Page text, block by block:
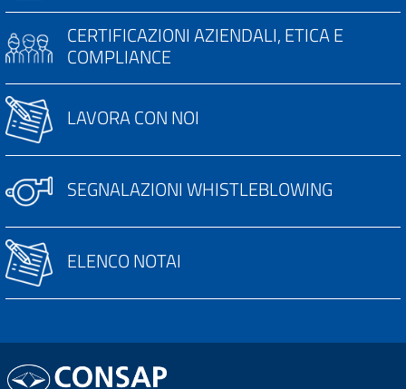
CERTIFICAZIONI AZIENDALI, ETICA E
COMPLIANCE
LAVORA CON NOI
SEGNALAZIONI WHISTLEBLOWING
ELENCO NOTAI